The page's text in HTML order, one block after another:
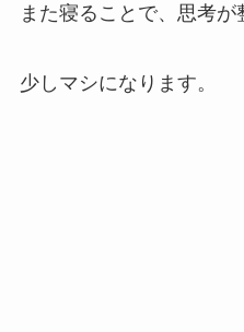
また寝ることで、思考が
少しマシになります。